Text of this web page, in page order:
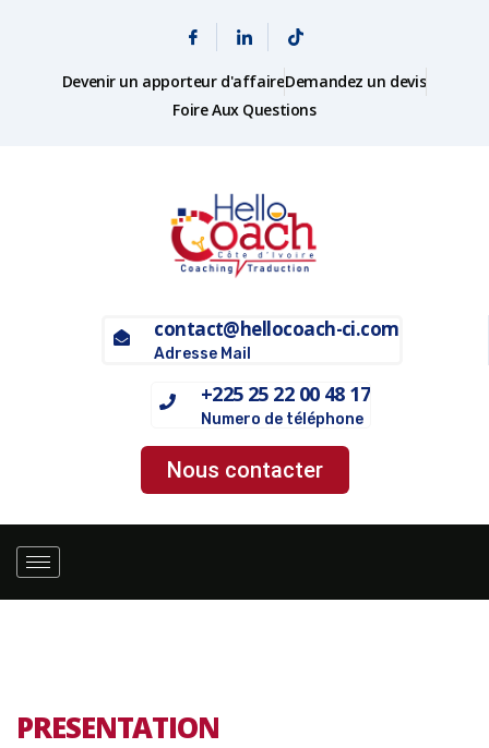
Devenir un apporteur d'affaireDemandez un devis
Foire Aux Questions
contact@hellocoach-ci.com
Adresse Mail
+225 25 22 00 48 17
Numero de téléphone
Nous contacter
PRESENTATION